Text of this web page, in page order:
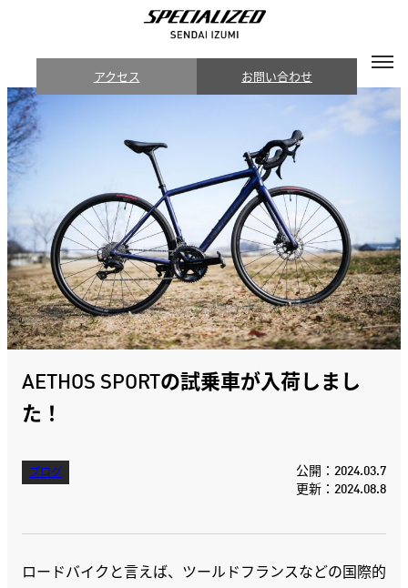
アクセス お問い合わせ
AETHOS SPORTの試乗車が入荷しまし
た！
ブログ
公開：2024.03.7
更新：2024.08.8
ロードバイクと言えば、ツールドフランスなどの国際的